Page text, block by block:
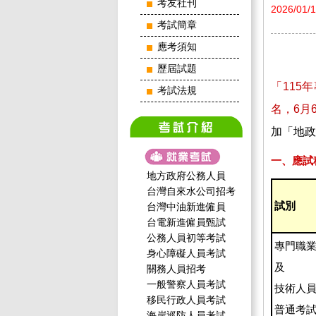
考友社刊
考試簡章
應考須知
歷屆試題
考試法規
地方政府公務人員
台灣自來水公司招考
台灣中油新進僱員
台電新進僱員甄試
公務人員初等考試
身心障礙人員考試
關務人員招考
一般警察人員考試
移民行政人員考試
2026/01/
「115
名，6月
加「地
一、應試
試別
專門職業
及
技術人員
普通考試